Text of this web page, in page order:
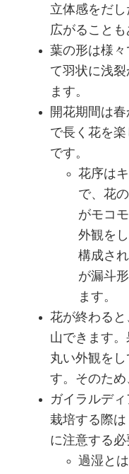
立体感をだ
広がることも
葉の形は様
て羽状に浅
ます。
開花期間は
で長く花を
です。
花序は
で、花
がモコ
外観を
構成さ
が漏斗
ます。
花が終わる
山できます
丸い外観を
す。そのため
ガイラルデ
栽培する際は
に注意する必
過湿と